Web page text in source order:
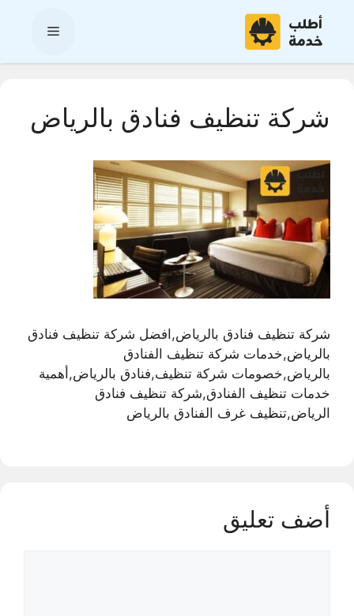
المحتوى
القائمة
شركة تنظيف فنادق بالرياض
شركة تنظيف فنادق بالرياض,افضل شركة تنظيف فنادق
بالرياض,خدمات شركة تنظيف الفنادق
بالرياض,خصومات شركة تنظيف,فنادق بالرياض,أهمية
خدمات تنظيف الفنادق,شركة تنظيف فنادق
الرياض,تنظيف غرف الفنادق بالرياض
أضف تعليق